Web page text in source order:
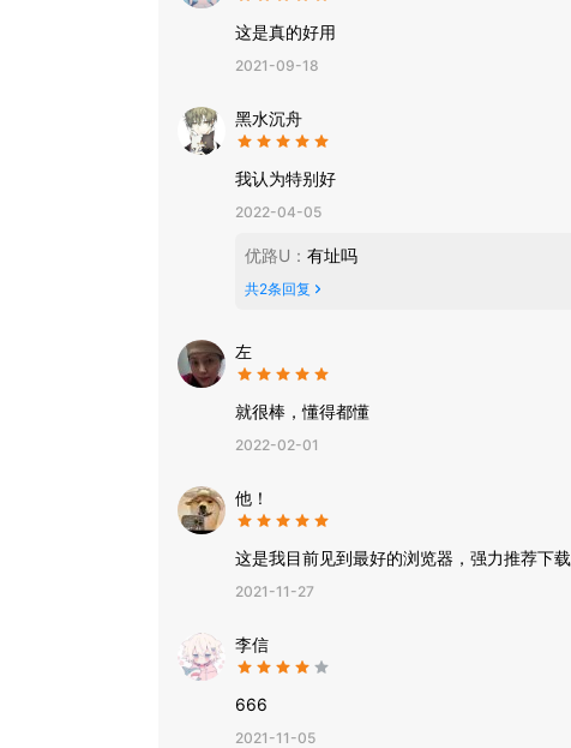
这是真的好用
2021-09-18
黑水沉舟
我认为特别好
2022-04-05
优路U ： 有址吗
共2条回复
左
就很棒，懂得都懂
2022-02-01
他！
这是我目前见到最好的浏览器，强力推荐下载
2021-11-27
李信
2021-11-05